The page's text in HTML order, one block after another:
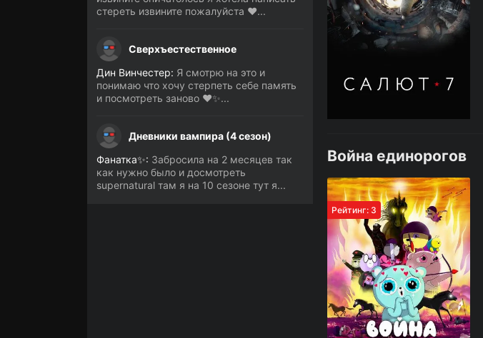
Война единорогов
Рейтинг: 3
стереть извините пожалуйста ❤️...
Сверхъестественное
Дин Винчестер: Я смотрю на это и
понимаю что хочу стерпеть себе память
и посмотреть заново ❤️✨...
Дневники вампира (4 сезон)
Фанатка✨: Забросила на 2 месяцев так
как нужно было и досмотреть
supernatural там я на 10 сезоне тут я...